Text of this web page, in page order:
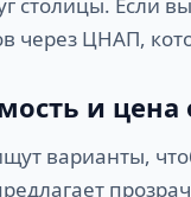
через ЦНАП,
и
варианты,